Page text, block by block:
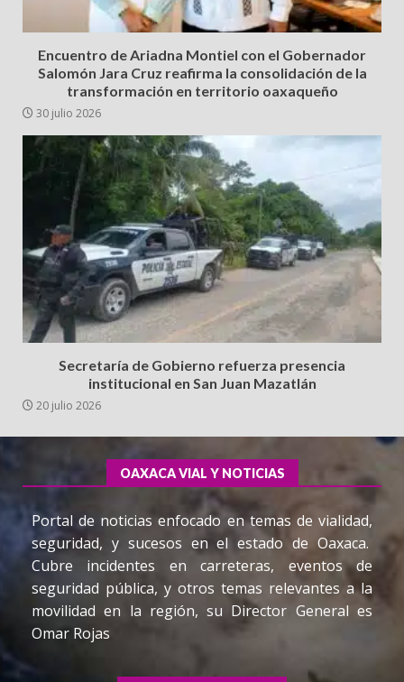
Encuentro de Ariadna Montiel con el Gobernador
Salomón Jara Cruz reafirma la consolidación de la
transformación en territorio oaxaqueño
30 julio 2026
Secretaría de Gobierno refuerza presencia
institucional en San Juan Mazatlán
20 julio 2026
OAXACA VIAL Y NOTICIAS
Portal de noticias enfocado en temas de vialidad,
seguridad, y sucesos en el estado de Oaxaca.
Cubre incidentes en carreteras, eventos de
seguridad pública, y otros temas relevantes a la
movilidad en la región, su Director General es
Omar Rojas